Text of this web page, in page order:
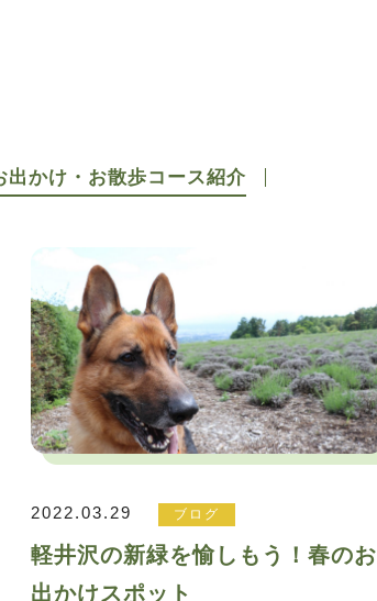
出かけ・お散歩コース紹介
2022.03.29 ブログ
軽井沢の新緑を愉しもう！春のお
出かけスポット